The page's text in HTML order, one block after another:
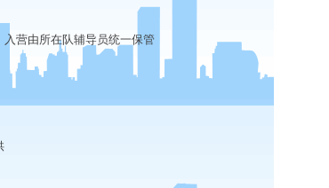
营由所在队辅导员统一保管